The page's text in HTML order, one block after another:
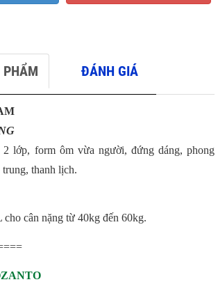
PHẨM ĐÁNH GIÁ
lớp, form ôm vừa người, đứng dáng, phong
thanh lịch.
cân nặng từ 40kg đến 60kg.